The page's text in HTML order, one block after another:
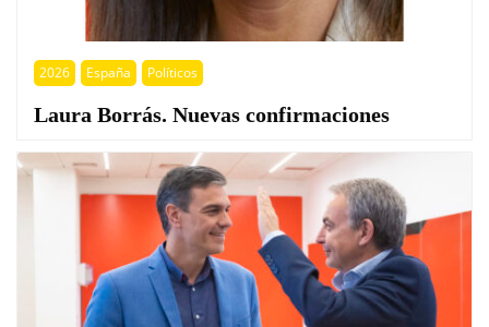
2026 España Políticos
Laura Borrás. Nuevas confirmaciones